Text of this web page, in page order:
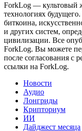
ForkLog — культовый
технологиях
биткоина,
и других систем,
цивилизации. Все
ForkLog. Вы можете
после согласования с
ссылки на ForkLog.
Новости
Аудио
Лонгриды
Крипториум
ИИ
Дайджест месяца